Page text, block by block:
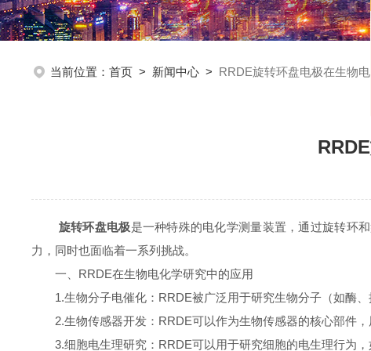
当前位置： 首页 > 新闻中心 > RRDE旋转环盘电极在生物
旋转环盘电极是一种特殊的电化学测量装置，通过旋转环
力，同时也面临着一系列挑战。
一、RRDE在生物电化学研究中的应用
1.生物分子电催化：RRDE被广泛用于研究生物分子（如酶、
2.生物传感器开发：RRDE可以作为生物传感器的核心部件，
3.细胞电生理研究：RRDE可以用于研究细胞的电生理行为，